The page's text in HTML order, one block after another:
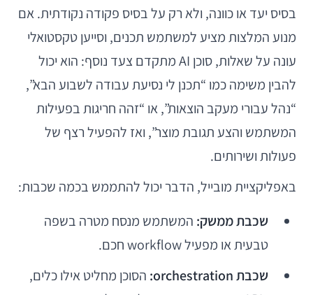
בסיס יעד או כוונה, ולא רק על בסיס פקודה נקודתית. אם
מנוע המלצות מציע למשתמש תכנים, וסייען טקסטואלי
עונה על שאלות, סוכן AI מתקדם צעד נוסף: הוא יכול
להבין משימה כמו “תכנן לי נסיעת עבודה לשבוע הבא”,
“נהל עבורי מעקב הוצאות”, או “זהה חריגות בפעילות
המשתמש והצע תגובת מוצר”, ואז להפעיל רצף של
פעולות ושירותים.
באפליקציית מובייל, הדבר יכול להתממש בכמה שכבות:
שכבת ממשק: המשתמש מנסח מטרה בשפה
טבעית או מפעיל workflow חכם.
שכבת orchestration:
הסוכן מחליט אילו כלים,